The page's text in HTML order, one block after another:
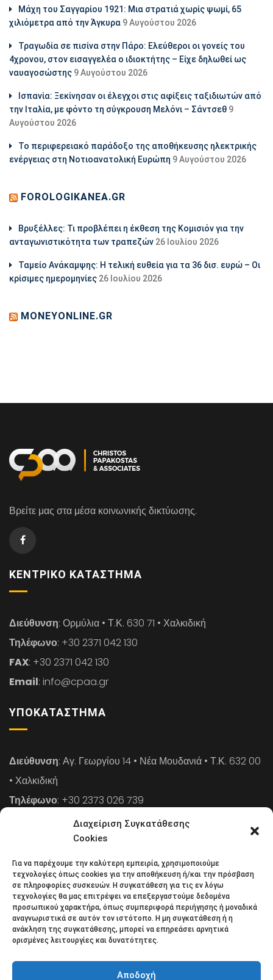
Διαχείριση Συγκατάθεσης
Cookies
Για να παρέχουμε την καλύτερη εμπειρία, χρησιμοποιούμε
τεχνολογίες όπως cookies για την αποθήκευση ή/και την πρόσβαση
σε πληροφορίες συσκευών. Η συγκατάθεση για τις εν λόγω
τεχνολογίες θα μας επιτρέψει να επεξεργαστούμε δεδομένα
προσωπικού χαρακτήρα, όπως συμπεριφορά περιήγησης ή μοναδικά
αναγνωριστικά σε αυτόν τον ιστότοπο. Η μη συγκατάθεση ή η
ανάκληση της συγκατάθεσης, μπορεί να επηρεάσει αρνητικά
ορισμένες λειτουργίες και δυνατότητες.
Αποδοχή
Μάχη του Σαγγαρίου 1921: Μια στρατιά χωρίς ψωμί, 65
χιλιόμετρα από την Άγκυρα 9 Αυγούστου 2026
Τραγωδία σε πισίνα στην Πάρο: Ελεύθεροι οι γονείς του
4χρονου, στον εισαγγελέα ο ιδιοκτήτης – Είχε δηλωθεί ως
ναυαγοσώστης 9 Αυγούστου 2026
Ισπανία: Ξεκίνησαν οι έλεγχοι στις αφίξεις ταξιδιωτών από
την Ιταλία, με φόντο τη σύγκρουση Μελόνι – Σάντσεθ 9
Αυγούστου 2026
Το περιφερειακό παράδοξο της αποθήκευσης ηλεκτρικής
ενέργειας στη Νοτιοανατολική Ευρώπη 9 Αυγούστου 2026
FOROLOGIKANEA.GR
Βρυξέλλες: Τι προβλέπει η έκθεση της Κομισιόν για την
ανταγωνιστικότητα των τραπεζών 26 Ιουλίου 2026
Ταμείο Ανάκαμψης: Η τελική ευθεία για τα 36 δισ. ευρώ – Οι
κρίσιμες ημερομηνίες 26 Ιουλίου 2026
MONEYONLINE.GR
Βρείτε μας στα μέσα κοινωνικής δικτύωσης.
ΚΕΝΤΡΙΚΌ ΚΑΤΆΣΤΗΜΑ
Διεύθυνση: Ορμύλια • Τ.Κ. 630 71 • Χαλκιδική
Τηλέφωνο: +30 2371 042 130
FAX: +30 2371 042 130
Email: info@cpaa.gr
ΥΠΟΚΑΤΆΣΤΗΜΑ
Διεύθυνση: Αγ. Γεωργίου 14 • Νέα Μουδανιά • Τ.Κ. 632 00
• Χαλκιδική
Τηλέφωνο: +30 2373 026 739
: +30 2373 026 739
: info@cpaa.gr
NEWSLETTER
Κάντε εγγραφή στο ηλεκτρονικό μας φυλλάδιο και μείνετε
στο επίκεντρο της οικονομικής επικαιρότητας.